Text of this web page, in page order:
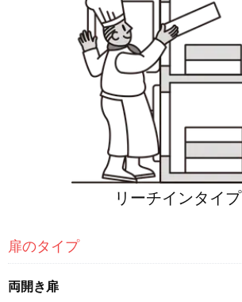
リーチインタイプ
扉のタイプ
両開き扉